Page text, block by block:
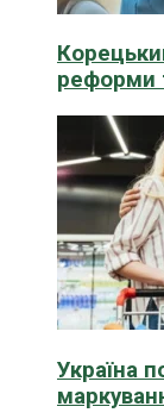
реформи
Україна